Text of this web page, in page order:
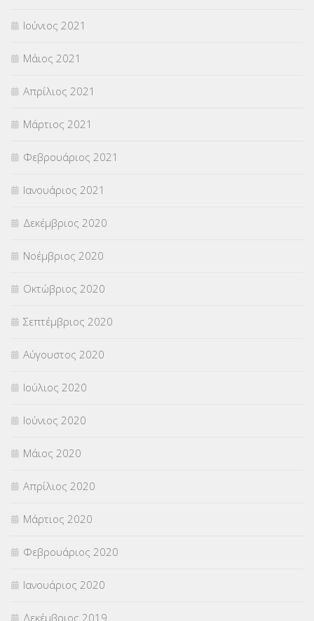
Ιούνιος 2021
Μάιος 2021
Απρίλιος 2021
Μάρτιος 2021
Φεβρουάριος 2021
Ιανουάριος 2021
Δεκέμβριος 2020
Νοέμβριος 2020
Οκτώβριος 2020
Σεπτέμβριος 2020
Αύγουστος 2020
Ιούλιος 2020
Ιούνιος 2020
Μάιος 2020
Απρίλιος 2020
Μάρτιος 2020
Φεβρουάριος 2020
Ιανουάριος 2020
Δεκέμβριος 2019